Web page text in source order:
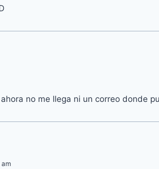
no me llega ni un correo donde